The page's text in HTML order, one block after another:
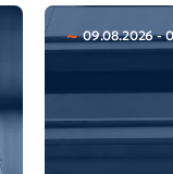
09.08.2026 -